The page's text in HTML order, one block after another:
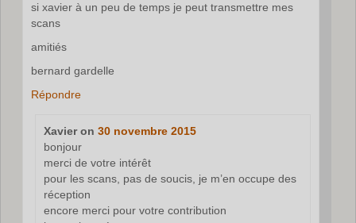
si xavier à un peu de temps je peut transmettre mes
scans
amitiés
bernard gardelle
Répondre
Xavieron 30 novembre 2015
bonjour
merci de votre intérêt
pour les scans, pas de soucis, je m’en occupe des
réception
encore merci pour votre contribution